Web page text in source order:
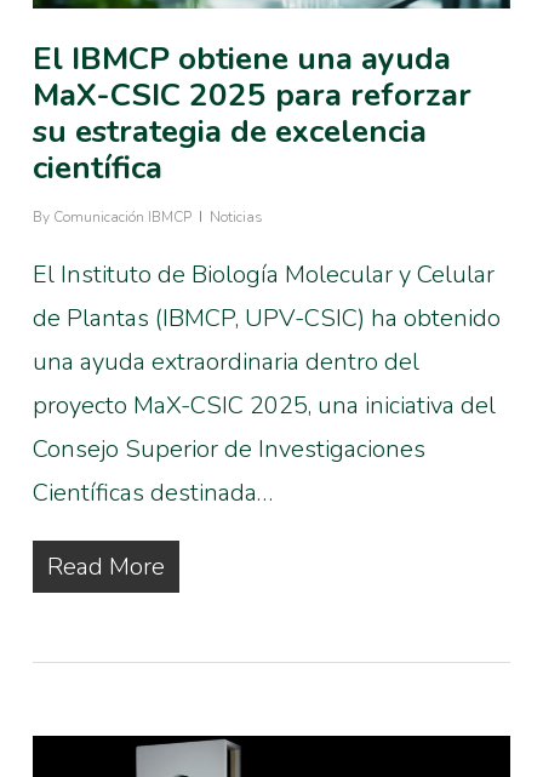
El IBMCP obtiene una ayuda
MaX-CSIC 2025 para reforzar
su estrategia de excelencia
científica
By Comunicación IBMCP Noticias
El Instituto de Biología Molecular y Celular
de Plantas (IBMCP, UPV-CSIC) ha obtenido
una ayuda extraordinaria dentro del
proyecto MaX-CSIC 2025, una iniciativa del
Consejo Superior de Investigaciones
Científicas destinada…
Read More